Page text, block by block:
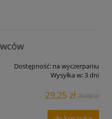
Dostępność: na wyczerpaniu
Wysyłka w:3 dni
29,25 zł39,00 zł